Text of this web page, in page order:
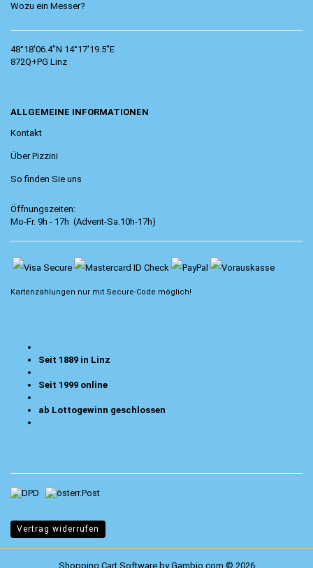
Wozu ein Messer?
48°18'06.4"N 14°17'19.5"E
872Q+PG Linz
ALLGEMEINE INFORMATIONEN
Kontakt
Über Pizzini
So finden Sie uns
Öffnungszeiten:
Mo-Fr. 9h - 17h (Advent-Sa.10h-17h)
Kartenzahlungen nur mit Secure-Code möglich!
Seit 1889 in Linz
Seit 1999 online
ab Lottogewinn geschlossen
Vertrag widerrufen
Shopping Cart Softwareby Gambio.com © 2026